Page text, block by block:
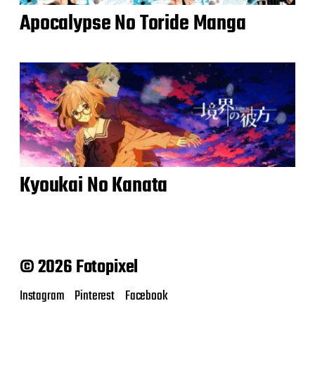
Apocalypse No Toride Manga
Kyoukai No Kanata
© 2026 Fotopixel
Instagram Pinterest Facebook